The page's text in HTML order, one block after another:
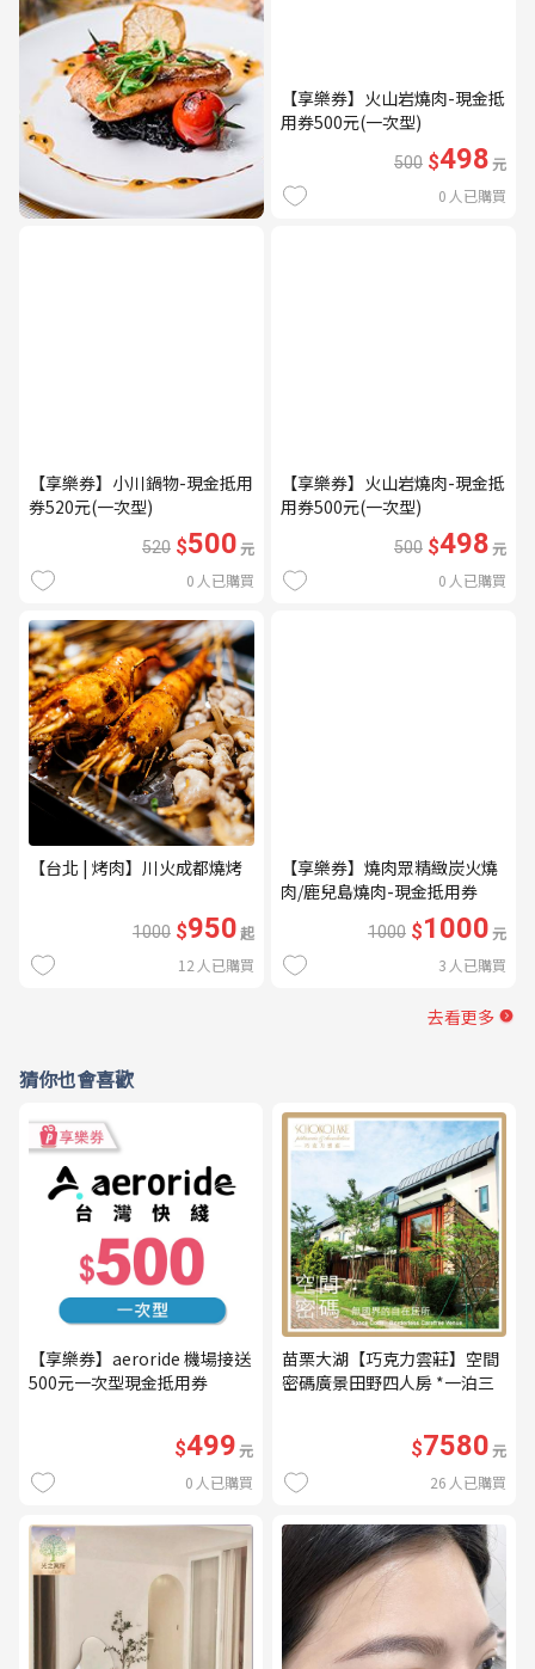
【享樂券】火山岩燒肉-現金抵
用券500元(一次型)
500 $498元
0 人已購買
【享樂券】小川鍋物-現金抵用
券520元(一次型)
520 $500元
0 人已購買
【享樂券】火山岩燒肉-現金抵
用券500元(一次型)
500 $498元
0 人已購買
【台北 | 烤肉】川火成都燒烤
1000 $950起
12 人已購買
【享樂券】燒肉眾精緻炭火燒
肉/鹿兒島燒肉-現金抵用券
1000 $1000元
3 人已購買
去看更多
猜你也會喜歡
【享樂券】aeroride 機場接送
500元一次型現金抵用券
$499元
0 人已購買
苗栗大湖【巧克力雲莊】空間
密碼廣景田野四人房 *一泊三
$7580元
26 人已購買